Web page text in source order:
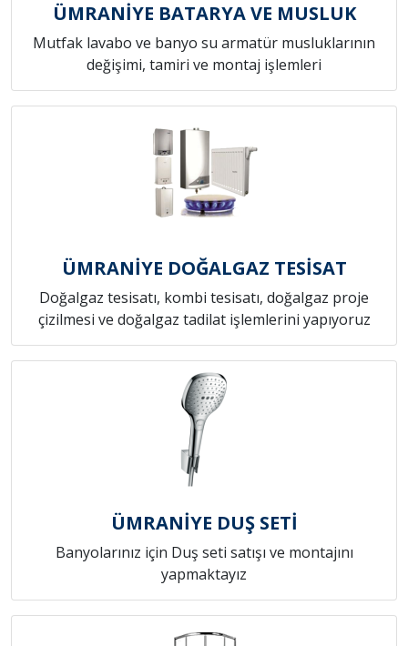
ÜMRANİYE BATARYA VE MUSLUK
Mutfak lavabo ve banyo su armatür musluklarının
değişimi, tamiri ve montaj işlemleri
ÜMRANİYE DOĞALGAZ TESİSAT
Doğalgaz tesisatı, kombi tesisatı, doğalgaz proje
çizilmesi ve doğalgaz tadilat işlemlerini yapıyoruz
ÜMRANİYE DUŞ SETİ
Banyolarınız için Duş seti satışı ve montajını
yapmaktayız